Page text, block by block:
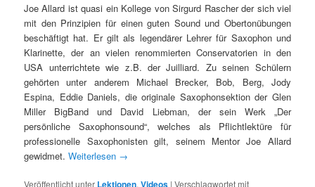
Joe Allard ist quasi ein Kollege von Sirgurd Rascher der sich viel
mit den Prinzipien für einen guten Sound und Obertonübungen
beschäftigt hat. Er gilt als legendärer Lehrer für Saxophon und
Klarinette, der an vielen renommierten Conservatorien in den
USA unterrichtete wie z.B. der Juilliard. Zu seinen Schülern
gehörten unter anderem Michael Brecker, Bob, Berg, Jody
Espina, Eddie Daniels, die originale Saxophonsektion der Glen
Miller BigBand und David Liebman, der sein Werk „Der
persönliche Saxophonsound“, welches als Pflichtlektüre für
professionelle Saxophonisten gilt, seinem Mentor Joe Allard
gewidmet.Weiterlesen →
Veröffentlicht unter Lektionen,Videos |Verschlagwortet mit